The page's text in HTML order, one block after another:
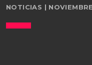
NOTICIAS |